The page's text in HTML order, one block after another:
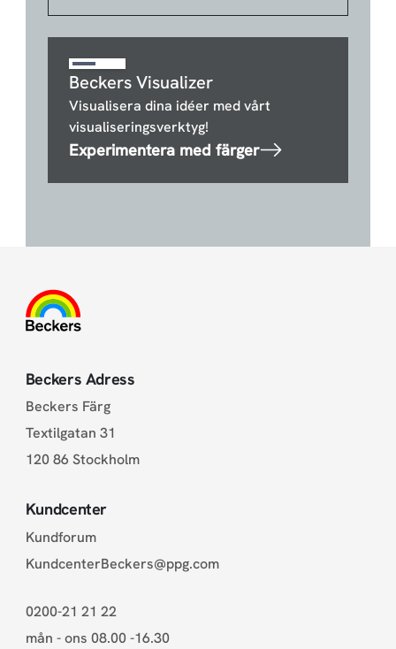
Beckers Visualizer
Visualisera dina idéer med vårt
visualiseringsverktyg!
Experimentera med färger
Beckers Adress
Beckers Färg
Textilgatan 31
120 86 Stockholm
Kundcenter
Kundforum
KundcenterBeckers@ppg.com
0200-21 21 22
mån - ons 08.00 -16.30